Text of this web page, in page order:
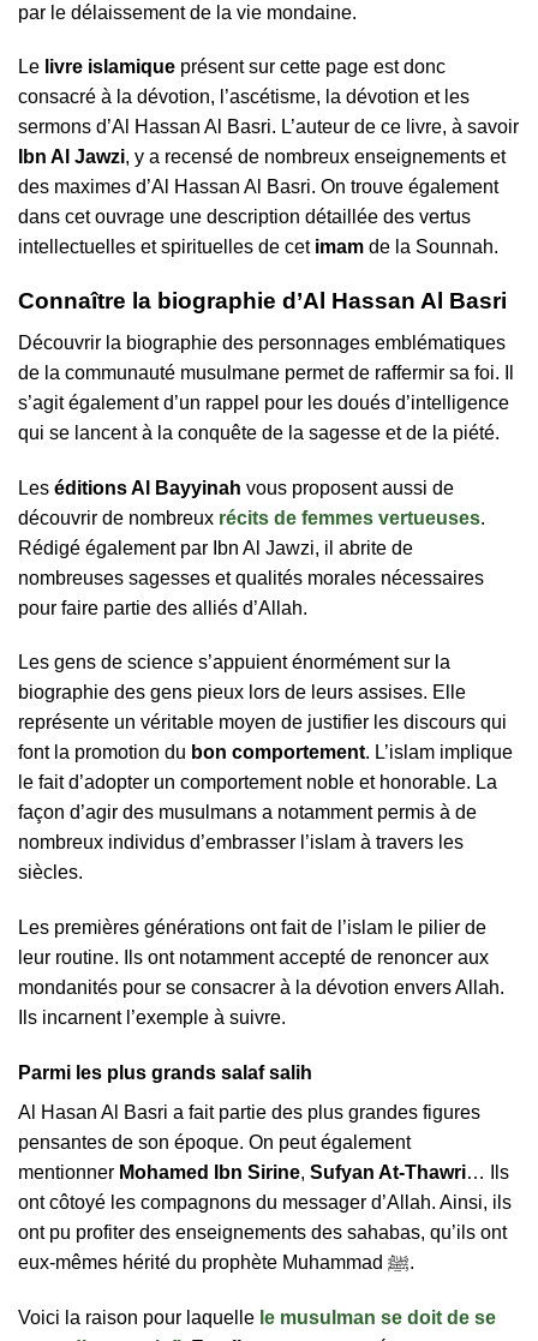
par le délaissement de la vie mondaine.
Le livre islamique présent sur cette page est donc
consacré à la dévotion, l’ascétisme, la dévotion et les
sermons d’Al Hassan Al Basri. L’auteur de ce livre, à savoir
Ibn Al Jawzi, y a recensé de nombreux enseignements et
des maximes d’Al Hassan Al Basri. On trouve également
dans cet ouvrage une description détaillée des vertus
intellectuelles et spirituelles de cet imam de la Sounnah.
Connaître la biographie d’Al Hassan Al Basri
Découvrir la biographie des personnages emblématiques
de la communauté musulmane permet de raffermir sa foi. Il
s’agit également d’un rappel pour les doués d’intelligence
qui se lancent à la conquête de la sagesse et de la piété.
Les éditions Al Bayyinah vous proposent aussi de
découvrir de nombreux récits de femmes vertueuses.
Rédigé également par Ibn Al Jawzi, il abrite de
nombreuses sagesses et qualités morales nécessaires
pour faire partie des alliés d’Allah.
Les gens de science s’appuient énormément sur la
biographie des gens pieux lors de leurs assises. Elle
représente un véritable moyen de justifier les discours qui
font la promotion du bon comportement. L’islam implique
le fait d’adopter un comportement noble et honorable. La
façon d’agir des musulmans a notamment permis à de
nombreux individus d’embrasser l’islam à travers les
siècles.
Les premières générations ont fait de l’islam le pilier de
leur routine. Ils ont notamment accepté de renoncer aux
mondanités pour se consacrer à la dévotion envers Allah.
Ils incarnent l’exemple à suivre.
Parmi les plus grands salaf salih
Al Hasan Al Basri a fait partie des plus grandes figures
pensantes de son époque. On peut également
mentionner Mohamed Ibn Sirine, Sufyan At-Thawri… Ils
ont côtoyé les compagnons du messager d’Allah. Ainsi, ils
ont pu profiter des enseignements des sahabas, qu’ils ont
eux-mêmes hérité du prophète Muhammad ﷺ.
Voici la raison pour laquelle le musulman se doit de se